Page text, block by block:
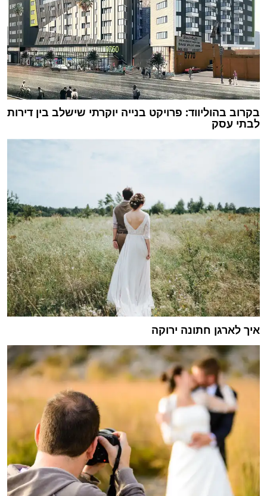
בקרוב בהוליווד: פרויקט בנייה יוקרתי שישלב בין דירות
לבתי עסק
איך לארגן חתונה ירוקה